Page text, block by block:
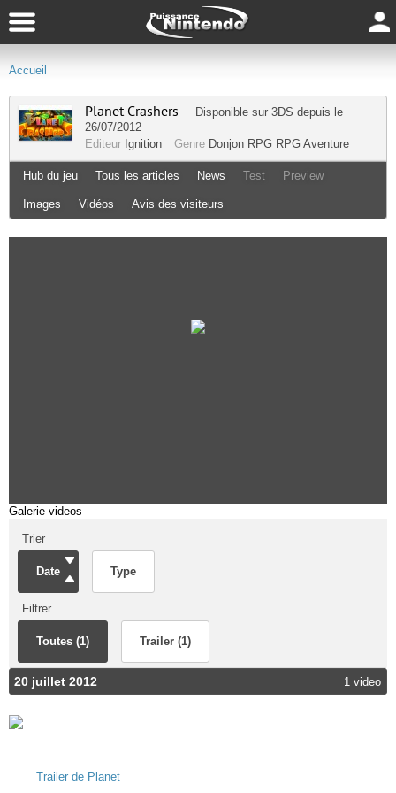
Accueil
Planet Crashers Disponible sur 3DS depuis le
26/07/2012
Editeur Ignition Genre Donjon RPG RPG Aventure
Hub du jeu Tous les articles News Test Preview
Images Vidéos Avis des visiteurs
Galerie videos
Trier
Date Type
Filtrer
Toutes (1) Trailer (1)
20 juillet 2012 1 video